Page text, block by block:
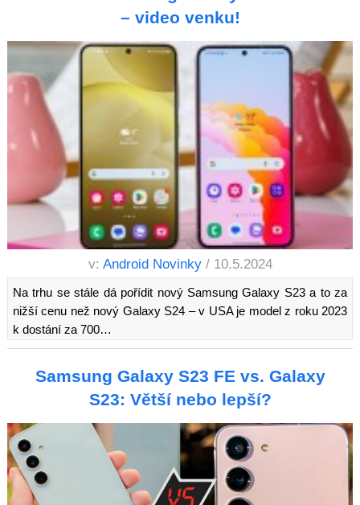
– video venku!
v: Android Novinky / 10.5.2024
Na trhu se stále dá pořídit nový Samsung Galaxy S23 a to za
nižší cenu než nový Galaxy S24 – v USA je model z roku 2023
k dostání za 700…
Samsung Galaxy S23 FE vs. Galaxy
S23: Větší nebo lepší?